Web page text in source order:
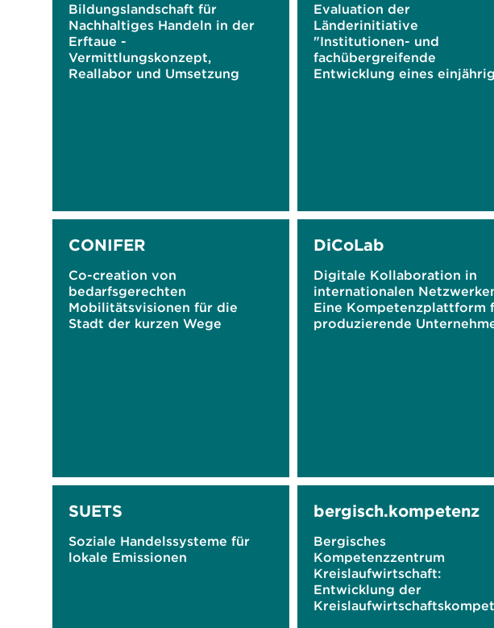
Bildungslandschaft für
Nachhaltiges Handeln in der
Erftaue -
Vermittlungskonzept,
Reallabor und Umsetzung
Evaluation der
Länderinitiative
"Institutionen- und
fachübergreifende
Entwicklung eines
CONIFER
Co-creation von
bedarfsgerechten
Mobilitätsvisionen für die
Stadt der kurzen Wege
DiCoLab
Digitale Kollaboration in
internationalen
Eine Kompetenzplattform
produzierende
SUETS
Soziale Handelssysteme für
lokale Emissionen
bergisch.kompetenz
Bergisches
Kompetenzzentrum
Kreislaufwirtschaft:
Entwicklung der